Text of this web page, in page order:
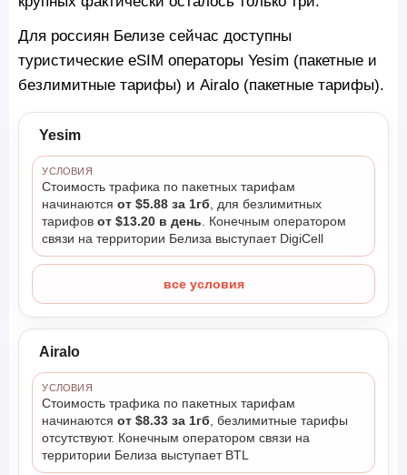
Для россиян Белизе сейчас доступны
туристические eSIM операторы Yesim (пакетные и
безлимитные тарифы) и Airalo (пакетные тарифы).
Yesim
УСЛОВИЯ
Стоимость трафика по пакетных тарифам
начинаютсяот $5.88 за 1гб, для безлимитных
тарифовот $13.20 в день. Конечным оператором
связи на территории Белиза выступает DigiCell
все условия
Airalo
УСЛОВИЯ
Стоимость трафика по пакетных тарифам
начинаютсяот $8.33 за 1гб, безлимитные тарифы
отсутствуют. Конечным оператором связи на
территории Белиза выступает BTL